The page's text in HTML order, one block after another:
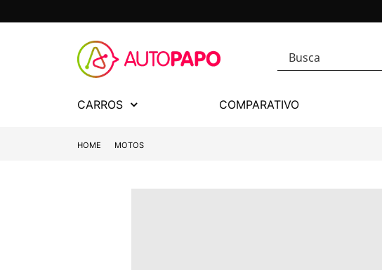
CARROS COMPARATIVO
HOME MOTOS